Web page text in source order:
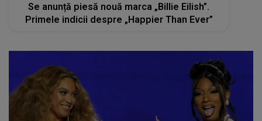
Se anunță piesă nouă marca „Billie Eilish”.
Primele indicii despre „Happier Than Ever”